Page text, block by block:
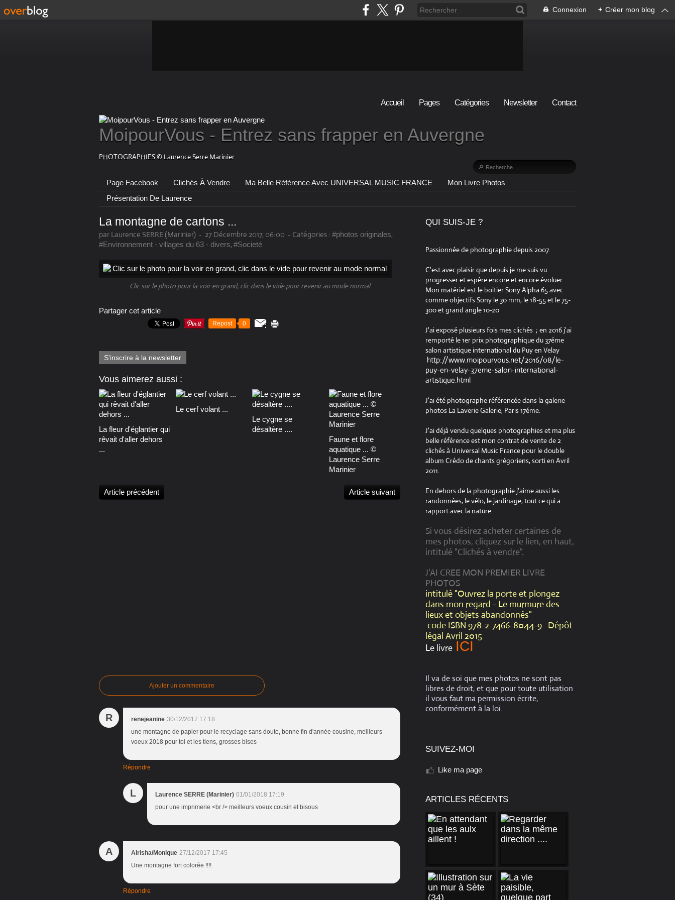
Connexion + Créer mon blog
Accueil Pages Catégories Newsletter Contact
MoipourVous - Entrez sans frapper en Auvergne
PHOTOGRAPHIES © Laurence Serre Marinier
Page Facebook Clichés À Vendre Ma Belle Référence Avec UNIVERSAL MUSIC FRANCE
Mon Livre Photos
Présentation De Laurence
La montagne de cartons ...
par Laurence SERRE (Marinier) - 27 Décembre 2017, 06:00 - Catégories : #photos originales,
#Environnement - villages du 63 - divers, #Societé
Clic sur le photo pour la voir en grand, clic dans le vide pour revenir au mode normal
Partager cet article
Repost 0
S'inscrire à la newsletter
Vous aimerez aussi :
La fleur d'églantier qui
rêvait d'aller dehors
...
Le cerf volant ...
Le cygne se
désaltère ....
Faune et flore
aquatique ... ©
Laurence Serre
Marinier
Article précédent Article suivant
Ajouter un commentaire
R renejeanine 30/12/2017 17:18
une montagne de papier pour le recyclage sans doute, bonne fin d'année cousine, meilleurs
voeux 2018 pour toi et les tiens, grosses bises
Répondre
L Laurence SERRE (Marinier) 01/01/2018 17:19
pour une imprimerie <br /> meilleurs voeux cousin et bisous
A Alrisha/Monique 27/12/2017 17:45
Une montagne fort colorée !!!!
Répondre
QUI SUIS-JE ?
Passionnée de photographie depuis 2007.
C'est avec plaisir que depuis je me suis vu
progresser et espère encore et encore évoluer.
Mon matériel est le boitier Sony Alpha 65 avec
comme objectifs Sony le 30 mm, le 18-55 et le 75-
300 et grand angle 10-20
J'ai exposé plusieurs fois mes clichés ; en 2016 j'ai
remporté le 1er prix photographique du 37éme
salon artistique international du Puy en Velay
http://www.moipourvous.net/2016/08/le-
puy-en-velay-37eme-salon-international-
artistique.html
J'ai été photographe référencée dans la galerie
photos La Laverie Galerie, Paris 17éme.
J'ai déjà vendu quelques photographies et ma plus
belle référence est mon contrat de vente de 2
clichés à Universal Music France pour le double
album Crédo de chants grégoriens, sorti en Avril
2011.
En dehors de la photographie j'aime aussi les
randonnées, le vélo, le jardinage, tout ce qui a
rapport avec la nature.
Si vous désirez acheter certaines de
mes photos, cliquez sur le lien, en haut,
intitulé "Clichés à vendre".
J'AI CREE MON PREMIER LIVRE
PHOTOS
intitulé "Ouvrez la porte et plongez
dans mon regard - Le murmure des
lieux et objets abandonnés"
code ISBN 978-2-7466-8044-9 Dépôt
légal Avril 2015
Le livre ICI
Il va de soi que mes photos ne sont pas
libres de droit, et que pour toute utilisation
il vous faut ma permission écrite,
conformément à la loi.
SUIVEZ-MOI
Like ma page
ARTICLES RÉCENTS